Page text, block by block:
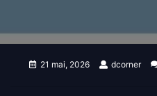
21 mai, 2026 dcorner